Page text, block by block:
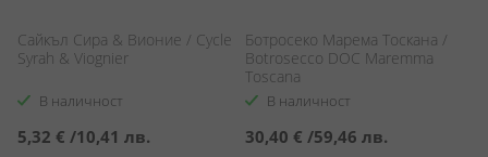
Сайкъл Сира & Вионие / Cycle
Syrah & Viognier
В наличност
5,32 € /10,41 лв.
Ботросеко Марема Тоскана /
Botrosecco DOC Maremma
Toscana
В наличност
30,40 € /59,46 лв.